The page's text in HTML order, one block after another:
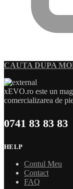
CAUTA DUPA
xEVO.ro este un
comercializarea de
0741 83 83 83
HELP
Contul Meu
Contact
FAQ